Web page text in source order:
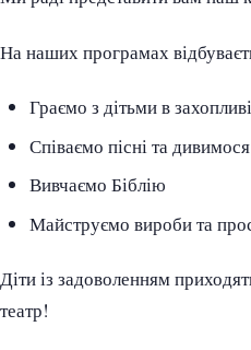
На наших програмах
Граємо з дітьми в
Співаємо пісні та
Вивчаємо Біблію
Майструємо вироби та
Діти із задоволенням
театр!